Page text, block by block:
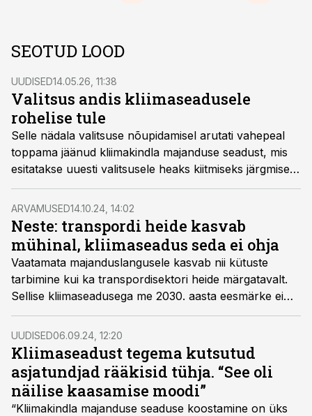
SEOTUD LOOD
UUDISED14.05.26, 11:38
Valitsus andis kliimaseadusele
rohelise tule
Selle nädala valitsuse nõupidamisel arutati vahepeal
toppama jäänud kliimakindla majanduse seadust, mis
esitatakse uuesti valitsusele heaks kiitmiseks järgmisel
neljapäeval, peale mida antakse see muudetud kujul
taas üle riigikogule.
ARVAMUSED14.10.24, 14:02
Neste: transpordi heide kasvab
mühinal, kliimaseadus seda ei ohja
Vaatamata majanduslangusele kasvab nii kütuste
tarbimine kui ka transpordisektori heide märgatavalt.
Sellise kliimaseadusega me 2030. aasta eesmärke ei
täida, kirjutab Neste Eesti juhatuse liige Ülle Tamme.
UUDISED06.09.24, 12:20
Kliimaseadust tegema kutsutud
asjatundjad rääkisid tühja. “See oli
näilise kaasamise moodi”
“Kliimakindla majanduse seaduse koostamine on üks